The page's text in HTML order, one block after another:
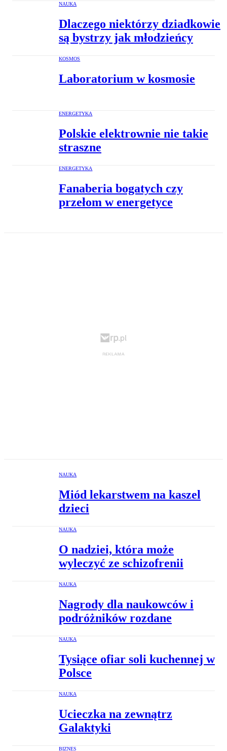
NAUKA
Dlaczego niektórzy dziadkowie
są bystrzy jak młodzieńcy
KOSMOS
Laboratorium w kosmosie
ENERGETYKA
Polskie elektrownie nie takie
straszne
ENERGETYKA
Fanaberia bogatych czy
przełom w energetyce
NAUKA
Miód lekarstwem na kaszel
dzieci
NAUKA
O nadziei, która może
wyleczyć ze schizofrenii
NAUKA
Nagrody dla naukowców i
podróżników rozdane
NAUKA
Tysiące ofiar soli kuchennej w
Polsce
NAUKA
Ucieczka na zewnątrz
Galaktyki
BIZNES